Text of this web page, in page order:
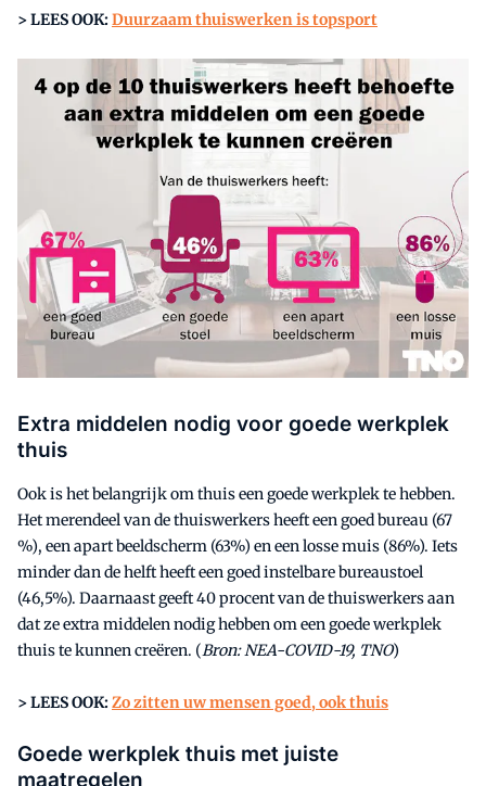
> LEES OOK:Duurzaam thuiswerken is topsport
Extra middelen nodig voor goede werkplek
thuis
Ook is het belangrijk om thuis een goede werkplek te hebben.
Het merendeel van de thuiswerkers heeft een goed bureau (67
%), een apart beeldscherm (63%) en een losse muis (86%). Iets
minder dan de helft heeft een goed instelbare bureaustoel
(46,5%). Daarnaast geeft 40 procent van de thuiswerkers aan
dat ze extra middelen nodig hebben om een goede werkplek
thuis te kunnen creëren. (Bron: NEA-COVID-19, TNO)
> LEES OOK:Zo zitten uw mensen goed, ook thuis
Goede werkplek thuis met juiste
maatregelen